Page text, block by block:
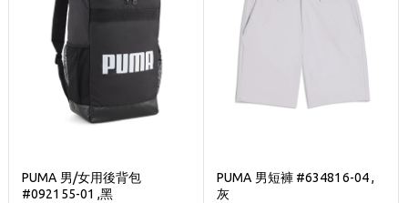
PUMA 男/女用後背包
#092155-01 ,黑
PUMA 男短褲 #634816-04 ,
灰